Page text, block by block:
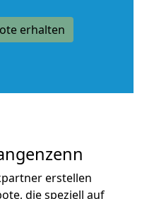
erhalten
erstellen
die speziell auf